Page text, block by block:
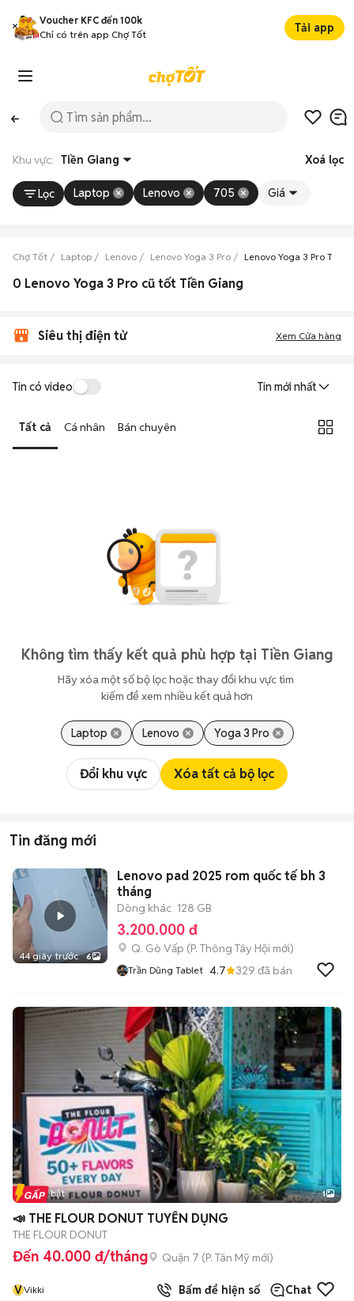
Voucher KFC đến 100k
Chỉ có trên app Chợ Tốt
Tải app
Khu vực: Tiền Giang Xoá lọc
Lọc Laptop Lenovo 705 Giá
Chợ Tốt Laptop Lenovo Lenovo Yoga 3 Pro Lenovo Yoga 3 Pro Tiền
0 Lenovo Yoga 3 Pro cũ tốt Tiền Giang
Siêu thị điện tử Xem Cửa hàng
Tin có video Tin mới nhất
Tất cả Cá nhân Bán chuyên
Không tìm thấy kết quả phù hợp tại Tiền Giang
Hãy xóa một số bộ lọc hoặc thay đổi khu vực tìm
kiếm để xem nhiều kết quả hơn
Laptop Lenovo Yoga 3 Pro
Đổi khu vực Xóa tất cả bộ lọc
Tin đăng mới
44 giây trước 6
Lenovo pad 2025 rom quốc tế bh 3
tháng
Dòng khác 128 GB
3.200.000 đ
Q. Gò Vấp (P. Thông Tây Hội mới)
Trần Dũng Tablet 4.7 329 đã bán
Tin nổi bật 1
📣 THE FLOUR DONUT TUYỂN DỤNG
THE FLOUR DONUT
Đến 40.000 đ/tháng Quận 7 (P. Tân Mỹ mới)
VVikki Bấm để hiện số Chat